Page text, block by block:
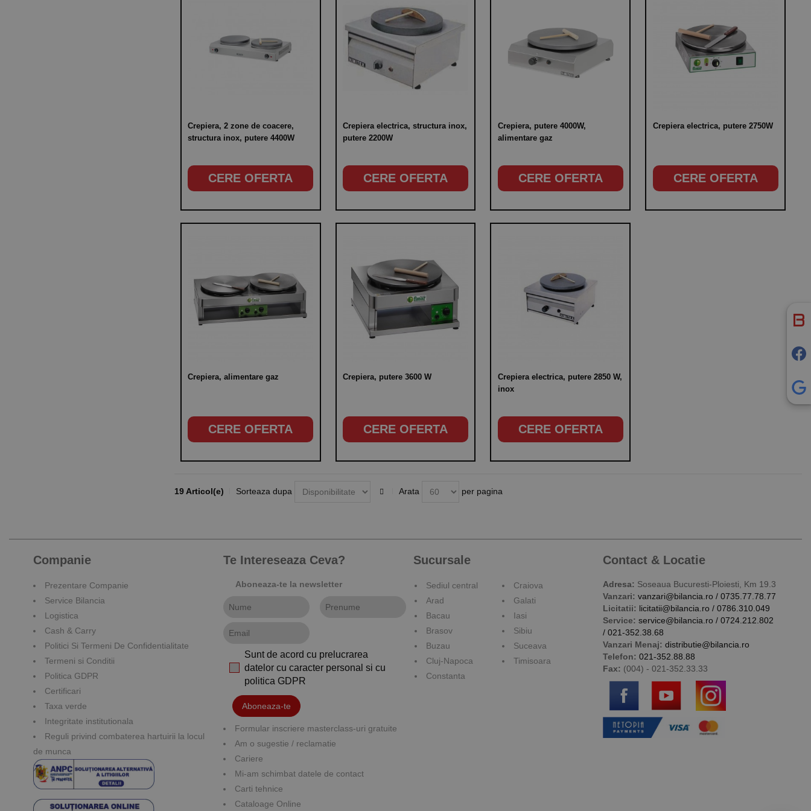
Crepiera, 2 zone de coacere,
structura inox, putere 4400W
CERE OFERTA
Crepiera electrica, structura inox,
putere 2200W
CERE OFERTA
Crepiera, putere 4000W,
alimentare gaz
CERE OFERTA
Crepiera electrica, putere 2750W
CERE OFERTA
Crepiera, alimentare gaz
CERE OFERTA
Crepiera, putere 3600 W
CERE OFERTA
Crepiera electrica, putere 2850 W,
inox
CERE OFERTA
19 Articol(e) Sorteaza dupa Arata per pagina
Companie
Prezentare Companie
Service Bilancia
Logistica
Cash & Carry
Politici Si Termeni De Confidentialitate
Termeni si Conditii
Politica GDPR
Certificari
Taxa verde
Integritate institutionala
Reguli privind combaterea hartuirii la locul
de munca
Te Intereseaza Ceva?
Aboneaza-te la newsletter
Sunt de acord cu prelucrarea
datelor cu caracter personal si cu
politica GDPR
Aboneaza-te
Formular inscriere masterclass-uri gratuite
Am o sugestie / reclamatie
Cariere
Mi-am schimbat datele de contact
Carti tehnice
Cataloage Online
Sucursale
Sediul central
Arad
Bacau
Brasov
Buzau
Cluj-Napoca
Constanta
Craiova
Galati
Iasi
Sibiu
Suceava
Timisoara
Contact & Locatie
Adresa: Soseaua Bucuresti-Ploiesti, Km 19.3
Vanzari:vanzari@bilancia.ro / 0735.77.78.77
Licitatii: licitatii@bilancia.ro /0786.310.049
Service:service@bilancia.ro /0724.212.802
/021-352.38.68
Vanzari Menaj: distributie@bilancia.ro
Telefon:021-352.88.88
Fax: (004) - 021-352.33.33